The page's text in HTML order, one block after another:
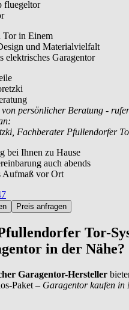
Tor in Einem
und Materialvielfalt
elektrisches Garagentor
von persönlicher Beratung -
Fachberater Pfullendorfer
bei Ihnen zu Hause
auch abends
Aufmaß vor Ort
Preis anfragen
Tor-
in der Nähe?
Garagentor-Hersteller
Paket – Garagentor kaufen in